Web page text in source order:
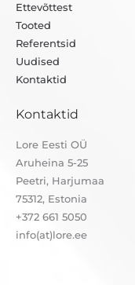
Ettevõttest
Tooted
Referentsid
Uudised
Kontaktid
Kontaktid
Lore Eesti OÜ
Aruheina 5-25
Peetri, Harjumaa
75312, Estonia
+372 661 5050
info(at)lore.ee